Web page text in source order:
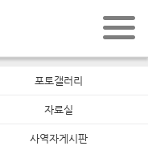
포토갤러리
자료실
사역자게시판